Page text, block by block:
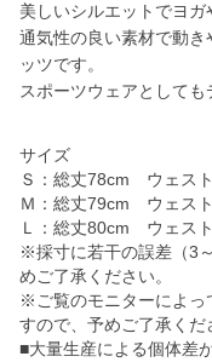
美しいシルエットでヨガ
通気性の良い素材で動
ッツです。
スポーツウェアとしても
サイズ
Ｓ：総丈78cm ウェス
Ｍ：総丈79cm ウェス
Ｌ：総丈80cm ウェス
※採寸に若干の誤差（3
めご了承ください。
※ご覧のモニターによっ
すので、予めご了承くだ
■大量生産による個体差